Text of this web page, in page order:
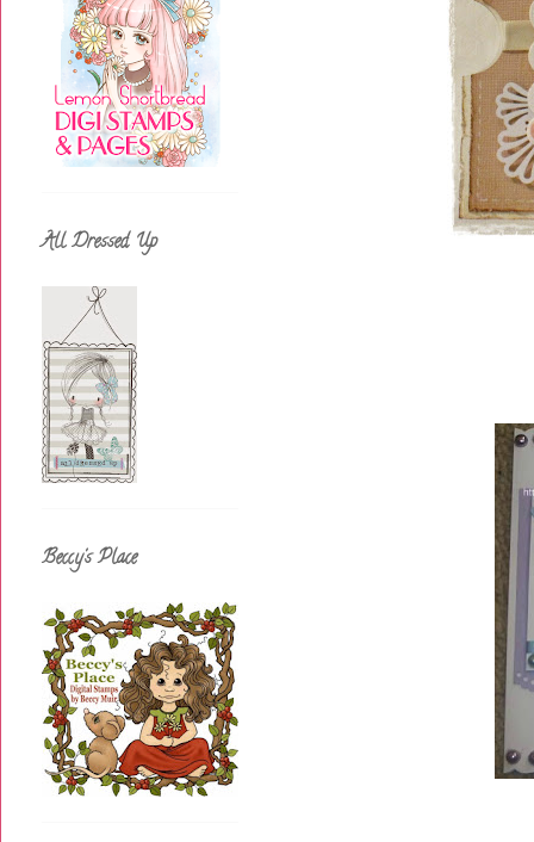
All Dressed Up
Beccy's Place